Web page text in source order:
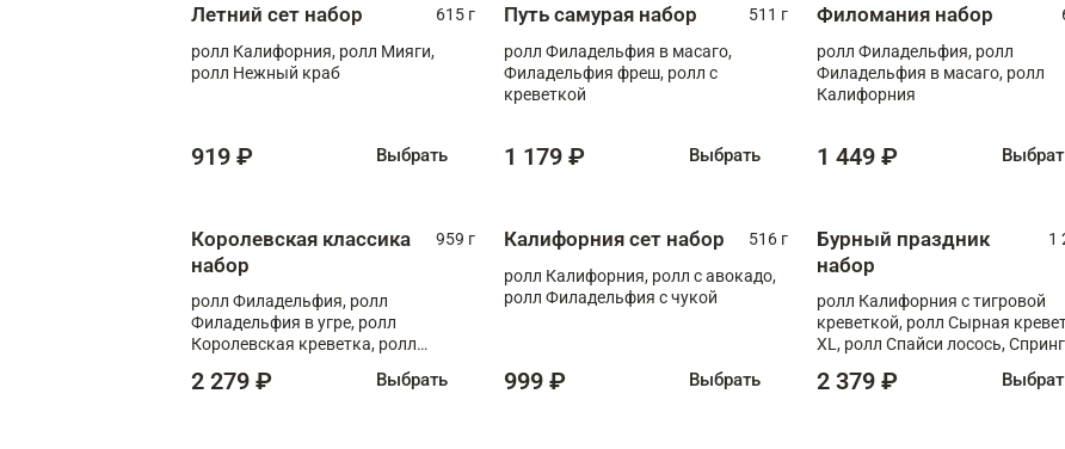
Летний сет набор
615 г
ролл Калифорния, ролл Мияги,
ролл Нежный краб
919 ₽ Выбрать
Путь самурая набор
511 г
ролл Филадельфия в масаго,
Филадельфия фреш, ролл с
креветкой
1 179 ₽ Выбрать
Филомания набор
ролл Филадельфия, ролл
Филадельфия в масаго, ролл
Калифорния
1 449 ₽
Королевская классика
набор
959 г
ролл Филадельфия, ролл
Филадельфия в угре, ролл
Королевская креветка, ролл
2 279 ₽ Выбрать
Калифорния сет набор
516 г
ролл Калифорния, ролл с авокадо,
ролл Филадельфия с чукой
999 ₽ Выбрать
Бурный праздник
набор
1
ролл Калифорния с тигровой
креветкой, ролл Сырная
XL, ролл Спайси лосось,
Медовая креветка
2 379 ₽